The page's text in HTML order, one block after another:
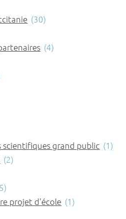
(30)
(4)
scientifiques grand public (1)
(2)
projet d'école (1)